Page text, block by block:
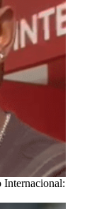
Internacional: